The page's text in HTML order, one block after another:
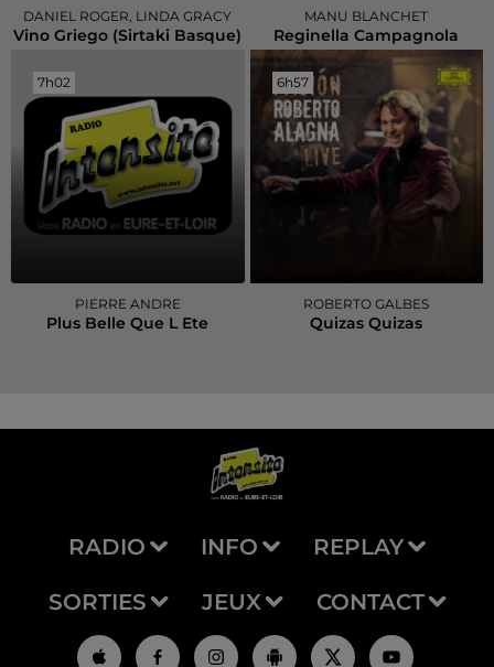
DANIEL ROGER, LINDA GRACY
Vino Griego (sirtaki Basque)
MANU BLANCHET
Reginella Campagnola
7h02
7h02
PIERRE ANDRE
Plus Belle Que L Ete
6h57
6h57
ROBERTO GALBES
Quizas Quizas
RADIO INFO REPLAY
SORTIES JEUX CONTACT